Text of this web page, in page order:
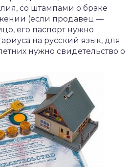
со штампами о браке
(если продавец —
его паспорт нужно
на русский язык, для
нужно свидетельство о